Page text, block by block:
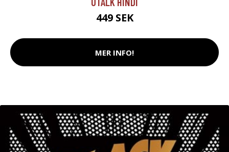
449 SEK
MER INFO!